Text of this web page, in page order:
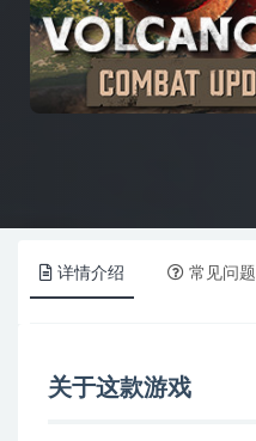
详情介绍 常见问题
关于这款游戏